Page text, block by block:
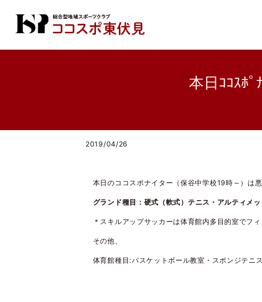
本日ｺｺｽﾎ
2019/04/26
本日のココスポナイター（保谷中学校19時～）は悪
グランド種目：硬式（軟式）テニス・アルティメ
＊スキルアップサッカーは体育館内多目的室でフ
その他、
体育館種目:バスケットボール教室・スポンジテニ